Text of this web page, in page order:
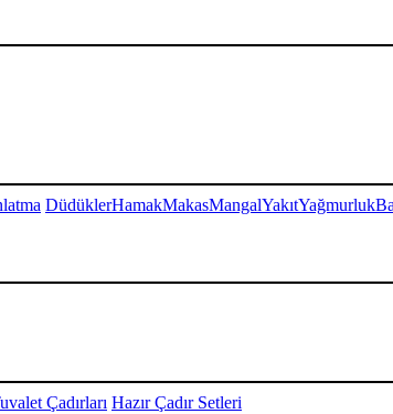
DüdüklerHamakMakasMangalYakıtYağmurluk
Çadırları Hazır Çadır Setleri